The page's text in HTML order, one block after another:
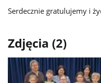
Serdecznie gratulujemy i
Zdjęcia (2)